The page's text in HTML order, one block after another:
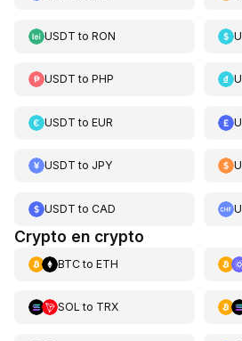
USDT to RON
USDT to PHP
USDT to EUR
USDT to JPY
USDT to CAD
Crypto en crypto
BTCto ETH
SOL to TRX